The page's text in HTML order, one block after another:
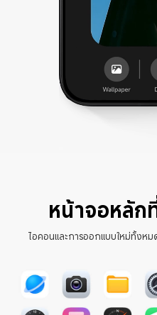
หน้าจอหลัก
ไอคอนและการออกแบบใหม่ทั้งห